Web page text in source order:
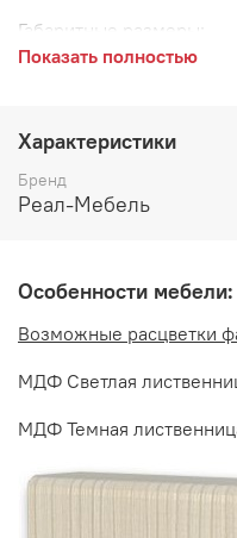
Габаритные размеры:
высота 810 мм
Дополнительно
Показать полностью
Характеристики
Бренд
Реал-Мебель
Особенности мебели:
Возможные расцветки
МДФ Светлая
МДФ Темная